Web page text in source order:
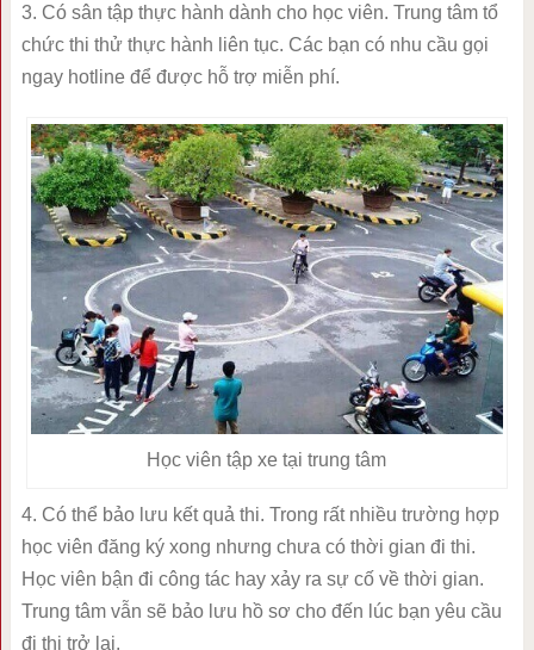
3. Có sân tập thực hành dành cho học viên. Trung tâm tổ
chức thi thử thực hành liên tục. Các bạn có nhu cầu gọi
ngay hotline để được hỗ trợ miễn phí.
Học viên tập xe tại trung tâm
4. Có thể bảo lưu kết quả thi. Trong rất nhiều trường hợp
học viên đăng ký xong nhưng chưa có thời gian đi thi.
Học viên bận đi công tác hay xảy ra sự cố về thời gian.
Trung tâm vẫn sẽ bảo lưu hồ sơ cho đến lúc bạn yêu cầu
đi thi trở lại.